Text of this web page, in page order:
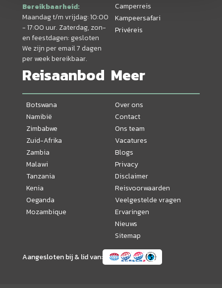
Bereikbaarheid:
Maandag t/m vrijdag: 10:00
- 17:00 uur. Zaterdag, zon-
en feestdagen: gesloten
We zijn per email 7 dagen
per week bereikbaar.
Camperreis
Kampeersafari
Privéreis
Reisaanbod
Botswana
Namibië
Zimbabwe
Zuid-Afrika
Zambia
Malawi
Tanzania
Kenia
Oeganda
Mozambique
Meer
Over ons
Contact
Ons team
Vacatures
Blogs
Privacy
Disclaimer
Reisvoorwaarden
Veelgestelde vragen
Ervaringen
Nieuws
Sitemap
Aangesloten bij & lid van: